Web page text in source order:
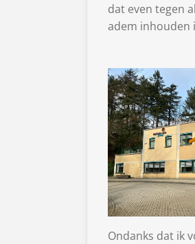
dat even tegen
adem inhouden
Ondanks dat ik